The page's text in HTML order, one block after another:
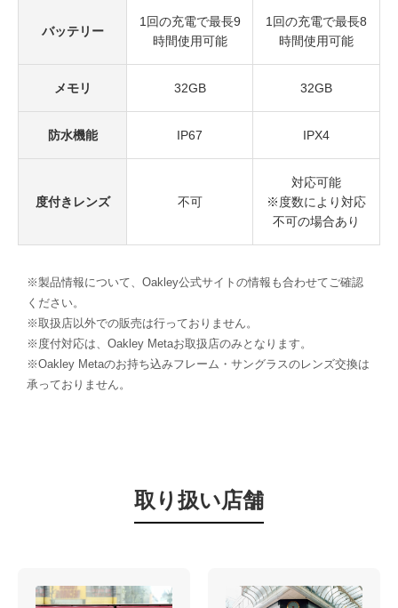
バッテリー
1回の充電で最長9
時間使用可能
1回の充電で最長8
時間使用可能
メモリ 32GB 32GB
防水機能 IP67 IPX4
度付きレンズ 不可
対応可能
※度数により対応
不可の場合あり
※製品情報について、Oakley公式サイトの情報も合わせてご確認
ください。
※取扱店以外での販売は行っておりません。
※度付対応は、Oakley Metaお取扱店のみとなります。
※Oakley Metaのお持ち込みフレーム・サングラスのレンズ交換は
承っておりません。
取り扱い店舗